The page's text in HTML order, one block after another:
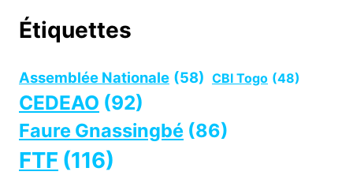
Étiquettes
Assemblée Nationale (58) CBI Togo (48)
CEDEAO (92)
Faure Gnassingbé (86)
FTF (116)